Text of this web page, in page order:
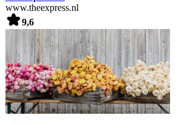
www.theexpress.nl
9,6